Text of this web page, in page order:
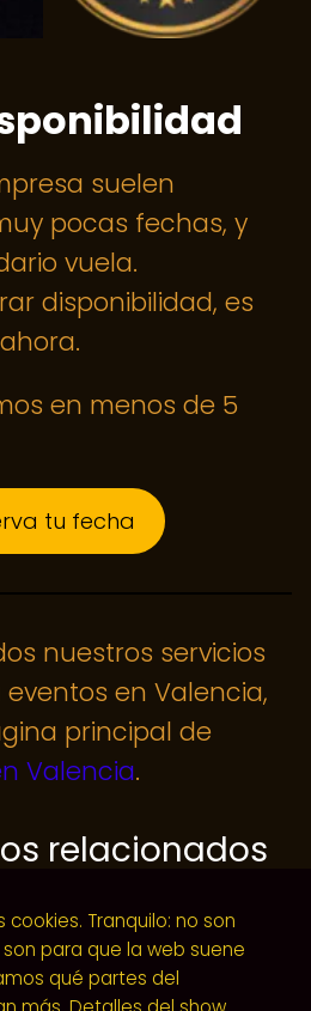
suelen
pocas fechas, y
vuela.
disponibilidad, es
en menos de 5
tu fecha
nuestros servicios
en Valencia,
principal de
Valencia.
relacionados
cenas de empresa en
para eventos
Tranquilo: no son
para que la web suene
qué partes del